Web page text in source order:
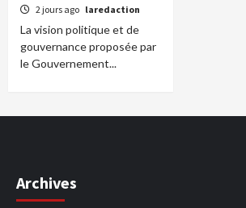
2 jours ago laredaction
La vision politique et de
gouvernance proposée par
le Gouvernement...
Archives